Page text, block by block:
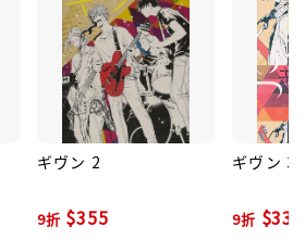
ギヴン 2
9折 $355
ギヴン 3
9折 $337